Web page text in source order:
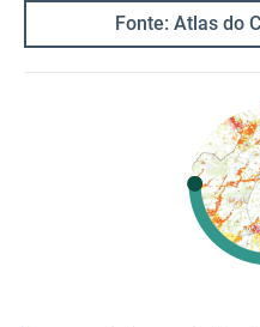
Fonte: Atlas do